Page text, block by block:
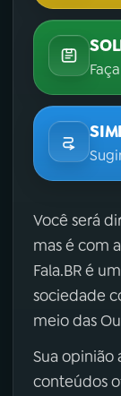
Você será
mas é com
Fala.BR é
sociedade
meio das
Sua opinião
conteúdos